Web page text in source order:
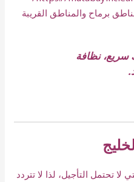
برماح والمناطق القريبة
سريع، نظافة
تحتمل التأجيل، لذا لا تتردد